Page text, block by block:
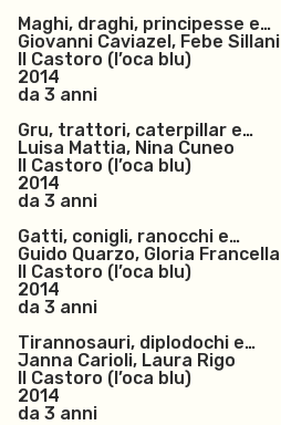
Maghi, draghi, principesse e…
Giovanni Caviazel, Febe Sillani
Il Castoro (l’oca blu)
2014
da 3 anni
Gru, trattori, caterpillar e…
Luisa Mattia, Nina Cuneo
Il Castoro (l’oca blu)
2014
da 3 anni
Gatti, conigli, ranocchi e…
Guido Quarzo, Gloria Francella
Il Castoro (l’oca blu)
2014
da 3 anni
Tirannosauri, diplodochi e…
Janna Carioli, Laura Rigo
Il Castoro (l’oca blu)
2014
da 3 anni